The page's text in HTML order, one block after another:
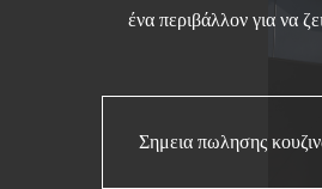
ένα περιβάλλον για να
Σημεια πωλησης